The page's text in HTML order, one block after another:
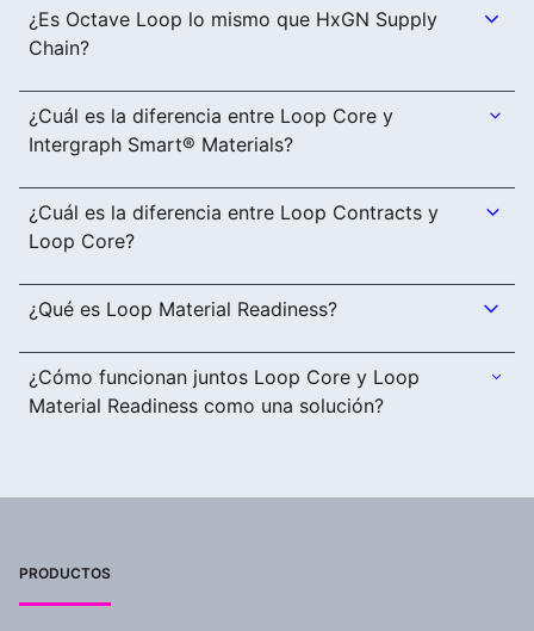
¿Es Octave Loop lo mismo que HxGN Supply
Chain?
¿Cuál es la diferencia entre Loop Core y
Intergraph Smart® Materials?
¿Cuál es la diferencia entre Loop Contracts y
Loop Core?
¿Qué es Loop Material Readiness?
¿Cómo funcionan juntos Loop Core y Loop
Material Readiness como una solución?
PRODUCTOS